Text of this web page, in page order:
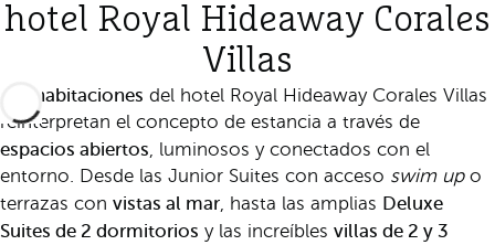
hotel Royal Hideaway Corales
Villas
habitaciones del hotel Royal Hideaway Corales Villas
reinterpretan el concepto de estancia a través de
espacios abiertos , luminosos y conectados con el
entorno. Desde las Junior Suites con acceso swim upo
terrazas con vistas al mar , hasta las amplias Deluxe
Suites de 2 dormitorios y las increíbles villas de 2 y 3